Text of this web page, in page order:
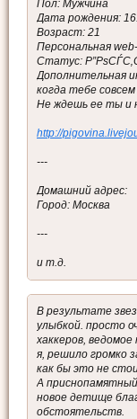
Пол: Мужчина
Дата рождения:
Возраст: 21
Персональная
Статус:
Дополнительная
когда тебе совсем
Не ждешь ее ты и
http://
---
Домашний адрес:
Город: Москва
---
и т.д.
В результате
улыбкой. просто
хаккеров,
я, решило громко
как бы это не
А
новое детище
обстоятельств.